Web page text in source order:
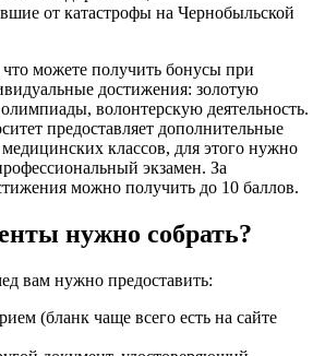
от катастрофы на Чернобыльской
можете получить бонусы при
достижения: золотую
волонтерскую деятельность.
предоставляет дополнительные
классов, для этого нужно
экзамен. За
можно получить до 10 баллов.
нужно собрать?
вам нужно предоставить:
(бланк чаще всего есть на сайте